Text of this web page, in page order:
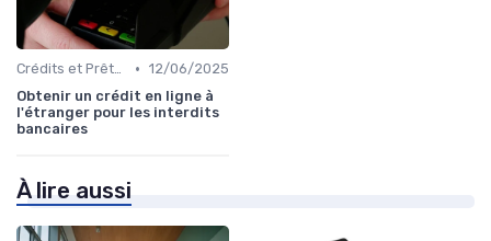
Crédits et Prêts Personnels • 12/06/2025
Obtenir un crédit en ligne à
l'étranger pour les interdits
bancaires
À lire aussi